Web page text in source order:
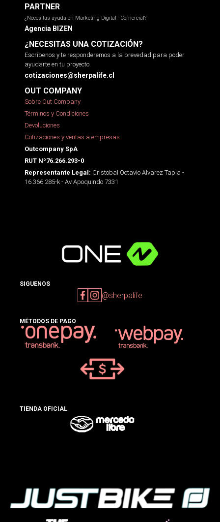
PARTNER
¿Necesitas ayuda en Marketing Digital - Comercial?
Agencia BIZEN
¿NECESITAS UNA COTIZACIÓN?
Escríbenos y te responderemos a la brevedad para poder
ayudarte en tu proyecto.
cotizaciones@sherpalife.cl
OUT COMPANY
Sobre Out Company
Términos y Condiciones
Devoluciones
Cotizaciones y ventas a empresas
Outcompany SpA
RUT Nº76.266.293-0
Representante Legal: Cristobal Octavio Alvarez Tapia -
16.366.285-k - Av Apoquindo 7331
SIGUENOS
@sherpalife
MÉTODOS DE PAGO
TIENDA OFICIAL